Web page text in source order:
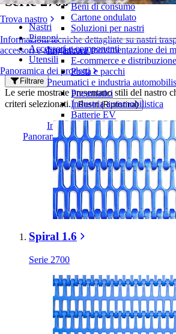
Trova nastro
Informazioni tecniche dettagliate su nastri
accessori e altro ancora
Panoramica dei prodotti
Beni di consumo
Cartone ondulato
Soluzioni per nastri
Logistica e movimentazione dei
E-commerce e distribuzione
Posta e pacchi
Pneumatici e industria
Pneumatici
Industria automobilistica
Batterie EV
Industriale
Panoramica dei settori
Nastri
Pignoni
Accessori e componenti
Utensili
Filtrare
Le serie mostrate presentano stili del nastro
criteri selezionati.
Reset (Ripristina)
Spiral 1.6
Serie 2700